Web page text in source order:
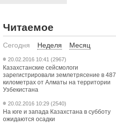
Читаемое
Сегодня Неделя Месяц
20.02.2016 10:41 (2967)
Казахстанские сейсмологи
зарегистрировали землетрясение в 487
километрах от Алматы на территории
Узбекистана
20.02.2016 10:29 (2540)
На юге и запада Казахстана в субботу
ожидаются осадки